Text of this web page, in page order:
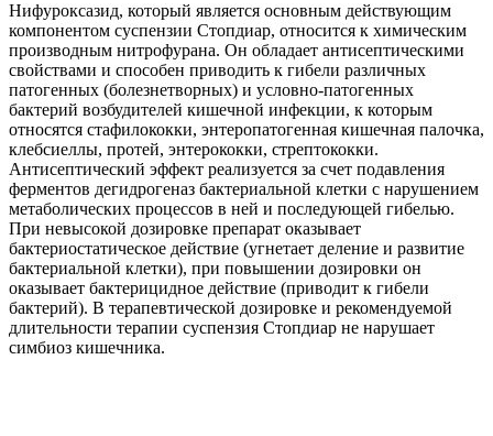
Нифуроксазид, который является основным действующим
компонентом суспензии Стопдиар, относится к химическим
производным нитрофурана. Он обладает антисептическими
свойствами и способен приводить к гибели различных
патогенных (болезнетворных) и условно-патогенных
бактерий возбудителей кишечной инфекции, к которым
относятся стафилококки, энтеропатогенная кишечная палочка,
клебсиеллы, протей, энтерококки, стрептококки.
Антисептический эффект реализуется за счет подавления
ферментов дегидрогеназ бактериальной клетки с нарушением
метаболических процессов в ней и последующей гибелью.
При невысокой дозировке препарат оказывает
бактериостатическое действие (угнетает деление и развитие
бактериальной клетки), при повышении дозировки он
оказывает бактерицидное действие (приводит к гибели
бактерий). В терапевтической дозировке и рекомендуемой
длительности терапии суспензия Стопдиар не нарушает
симбиоз кишечника.